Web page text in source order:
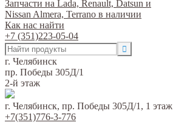
Запчасти на Lada, Renault, Datsun и
Nissan Almera, Terrano в наличии
Как нас найти
+7 (351)223-05-04
г. Челябинск
пр. Победы 305Д/1
2-й этаж
г. Челябинск, пр. Победы 305Д/1, 1 этаж
+7(351)776-3-776